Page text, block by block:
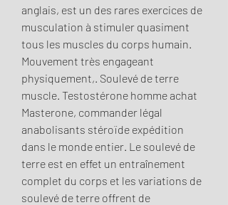
anglais, est un des rares exercices de
musculation à stimuler quasiment
tous les muscles du corps humain.
Mouvement très engageant
physiquement,. Soulevé de terre
muscle. Testostérone homme achat
Masterone, commander légal
anabolisants stéroïde expédition
dans le monde entier. Le soulevé de
terre est en effet un entraînement
complet du corps et les variations de
soulevé de terre offrent de